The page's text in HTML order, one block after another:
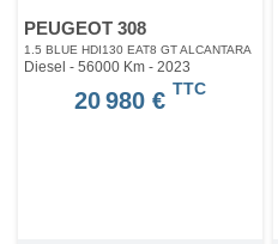
PEUGEOT 308
1.5 BLUE HDI130 EAT8 GT ALCANTARA
Diesel - 56000 Km - 2023
20 980 € TTC